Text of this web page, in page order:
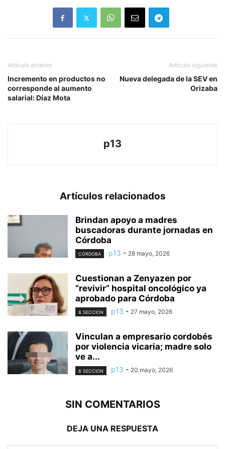
Artículo anterior
Incremento en productos no
corresponde al aumento
salarial: Díaz Mota
Artículo siguiente
Nueva delegada de la SEV en
Orizaba
p13
Artículos relacionados
Brindan apoyo a madres
buscadoras durante jornadas en
Córdoba
CÓRDOBA p13 - 28 mayo, 2026
Cuestionan a Zenyazen por
“revivir” hospital oncológico ya
aprobado para Córdoba
8 SECCION p13 - 27 mayo, 2026
Vinculan a empresario cordobés
por violencia vicaria; madre solo
ve a...
8 SECCION p13 - 20 mayo, 2026
SIN COMENTARIOS
DEJA UNA RESPUESTA